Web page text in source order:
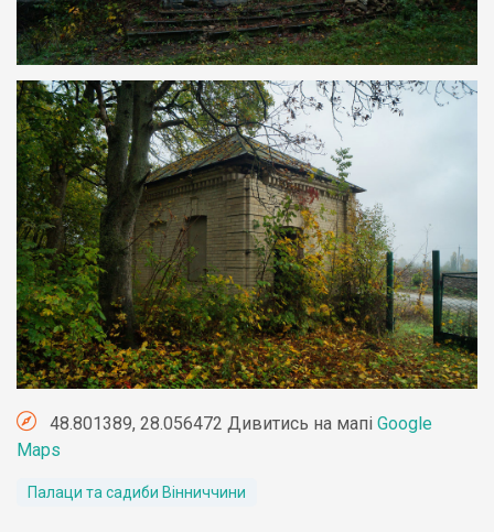
48.801389, 28.056472 Дивитись на мапі Google
Maps
Палаци та садиби Вінниччини